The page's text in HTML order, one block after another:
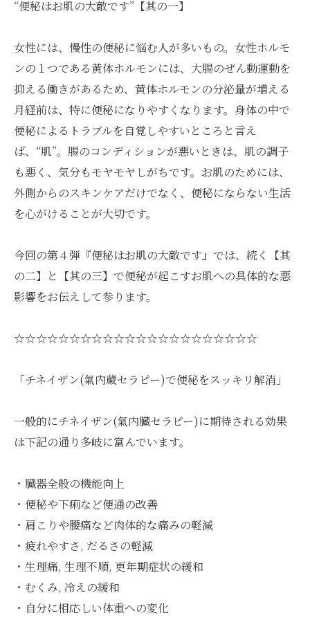
“便秘はお肌の大敵です”【其の一】
女性には、慢性の便秘に悩む人が多いもの。女性ホルモ
ンの１つである黄体ホルモンには、大腸のぜん動運動を
抑える働きがあるため、黄体ホルモンの分泌量が増える
月経前は、特に便秘になりやすくなります。身体の中で
便秘によるトラブルを自覚しやすいところと言え
ば、“肌”。腸のコンディションが悪いときは、肌の調子
も悪く、気分もモヤモヤしがちです。お肌のためには、
外側からのスキンケアだけでなく、便秘にならない生活
を心がけることが大切です。
今回の第４弾『便秘はお肌の大敵です』では、続く【其
の二】と【其の三】で便秘が起こすお肌への具体的な悪
影響をお伝えして参ります。
☆☆☆☆☆☆☆☆☆☆☆☆☆☆☆☆☆☆☆☆☆☆
「チネイザン(氣内蔵セラピー)で便秘をスッキリ解消」
一般的にチネイザン(氣内臓セラピー)に期待される効果
は下記の通り多岐に富んでいます。
・臓器全般の機能向上
・便秘や下痢など便通の改善
・肩こりや腰痛など肉体的な痛みの軽減
・疲れやすさ, だるさの軽減
・生理痛, 生理不順, 更年期症状の緩和
・むくみ, 冷えの緩和
・自分に相応しい体重への変化